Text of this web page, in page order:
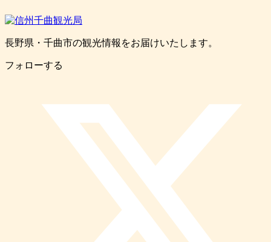
長野県・千曲市の観光情報をお届けいたします。
フォローする